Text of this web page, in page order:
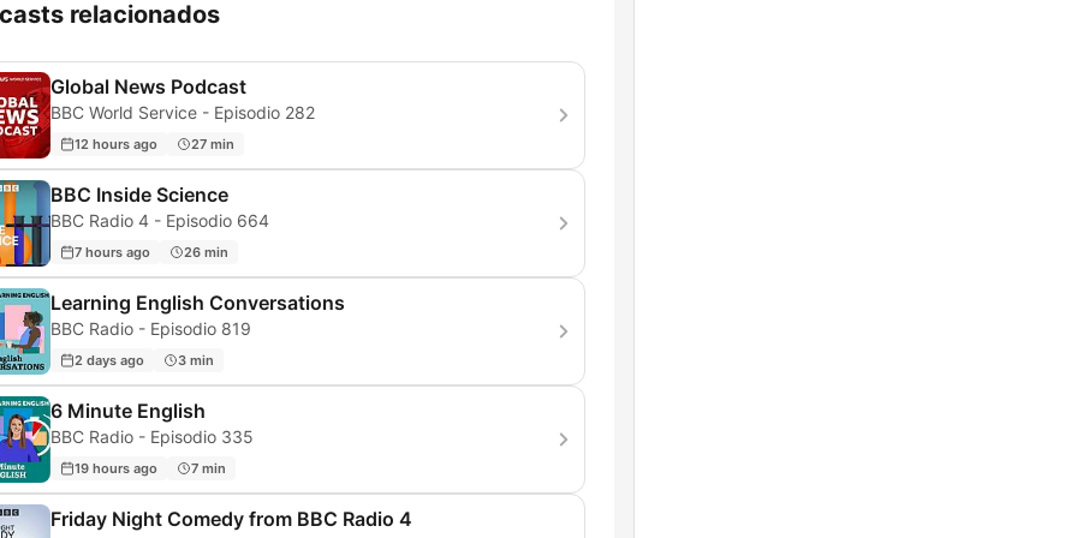
relacionados
Global News Podcast
BBC World Service - Episodio 282
12 hours ago 27 min
BBC Inside Science
BBC Radio 4 - Episodio 664
7 hours ago 26 min
Learning English Conversations
BBC Radio - Episodio 819
2 days ago 3 min
6 Minute English
BBC Radio - Episodio 335
19 hours ago 7 min
Friday Night Comedy from BBC Radio 4